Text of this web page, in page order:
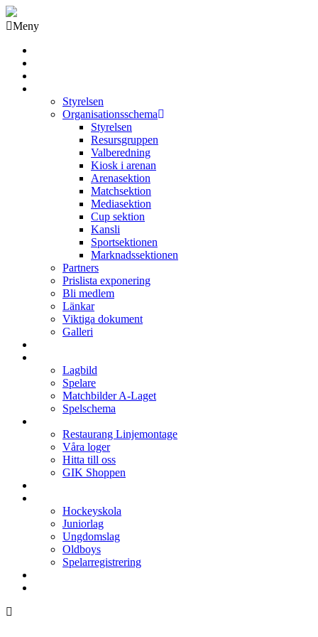
Meny
Styrelsen
Organisationsschema
Styrelsen
Resursgruppen
Valberedning
Kiosk i arenan
Arenasektion
Matchsektion
Mediasektion
Cup sektion
Kansli
Sportsektionen
Marknadssektionen
Partners
Prislista exponering
Bli medlem
Länkar
Viktiga dokument
Galleri
Lagbild
Spelare
Matchbilder A-Laget
Spelschema
Restaurang Linjemontage
Våra loger
Hitta till oss
GIK Shoppen
Hockeyskola
Juniorlag
Ungdomslag
Oldboys
Spelarregistrering